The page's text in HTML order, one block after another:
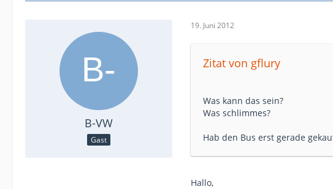
B-VW
Gast
19. Juni 2012
Zitat von gflury
Was kann das sein?
Was schlimmes?
Hab den Bus erst gerade
Hallo,